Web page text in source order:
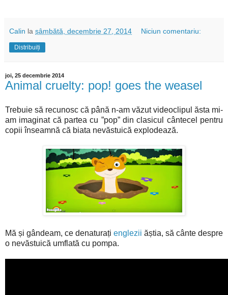
Calin la sâmbătă, decembrie 27, 2014 Niciun comentariu:
Distribuiți
joi, 25 decembrie 2014
Animal cruelty: pop! goes the weasel
Trebuie să recunosc că până n-am văzut videoclipul ăsta mi-
am imaginat că partea cu ”pop” din clasicul cântecel pentru
copii înseamnă că biata nevăstuică explodează.
Mă și gândeam, ce denaturați englezii ăștia, să cânte despre
o nevăstuică umflată cu pompa.